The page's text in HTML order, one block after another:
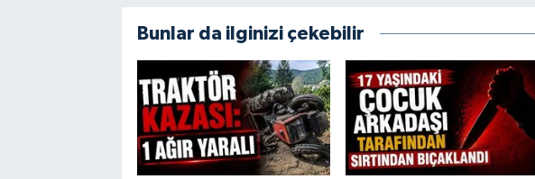
Bunlar da ilginizi çekebilir